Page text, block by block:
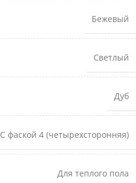
Бежевый
Светлый
Дуб
С фаской 4 (четырехсторонняя)
Для теплого пола